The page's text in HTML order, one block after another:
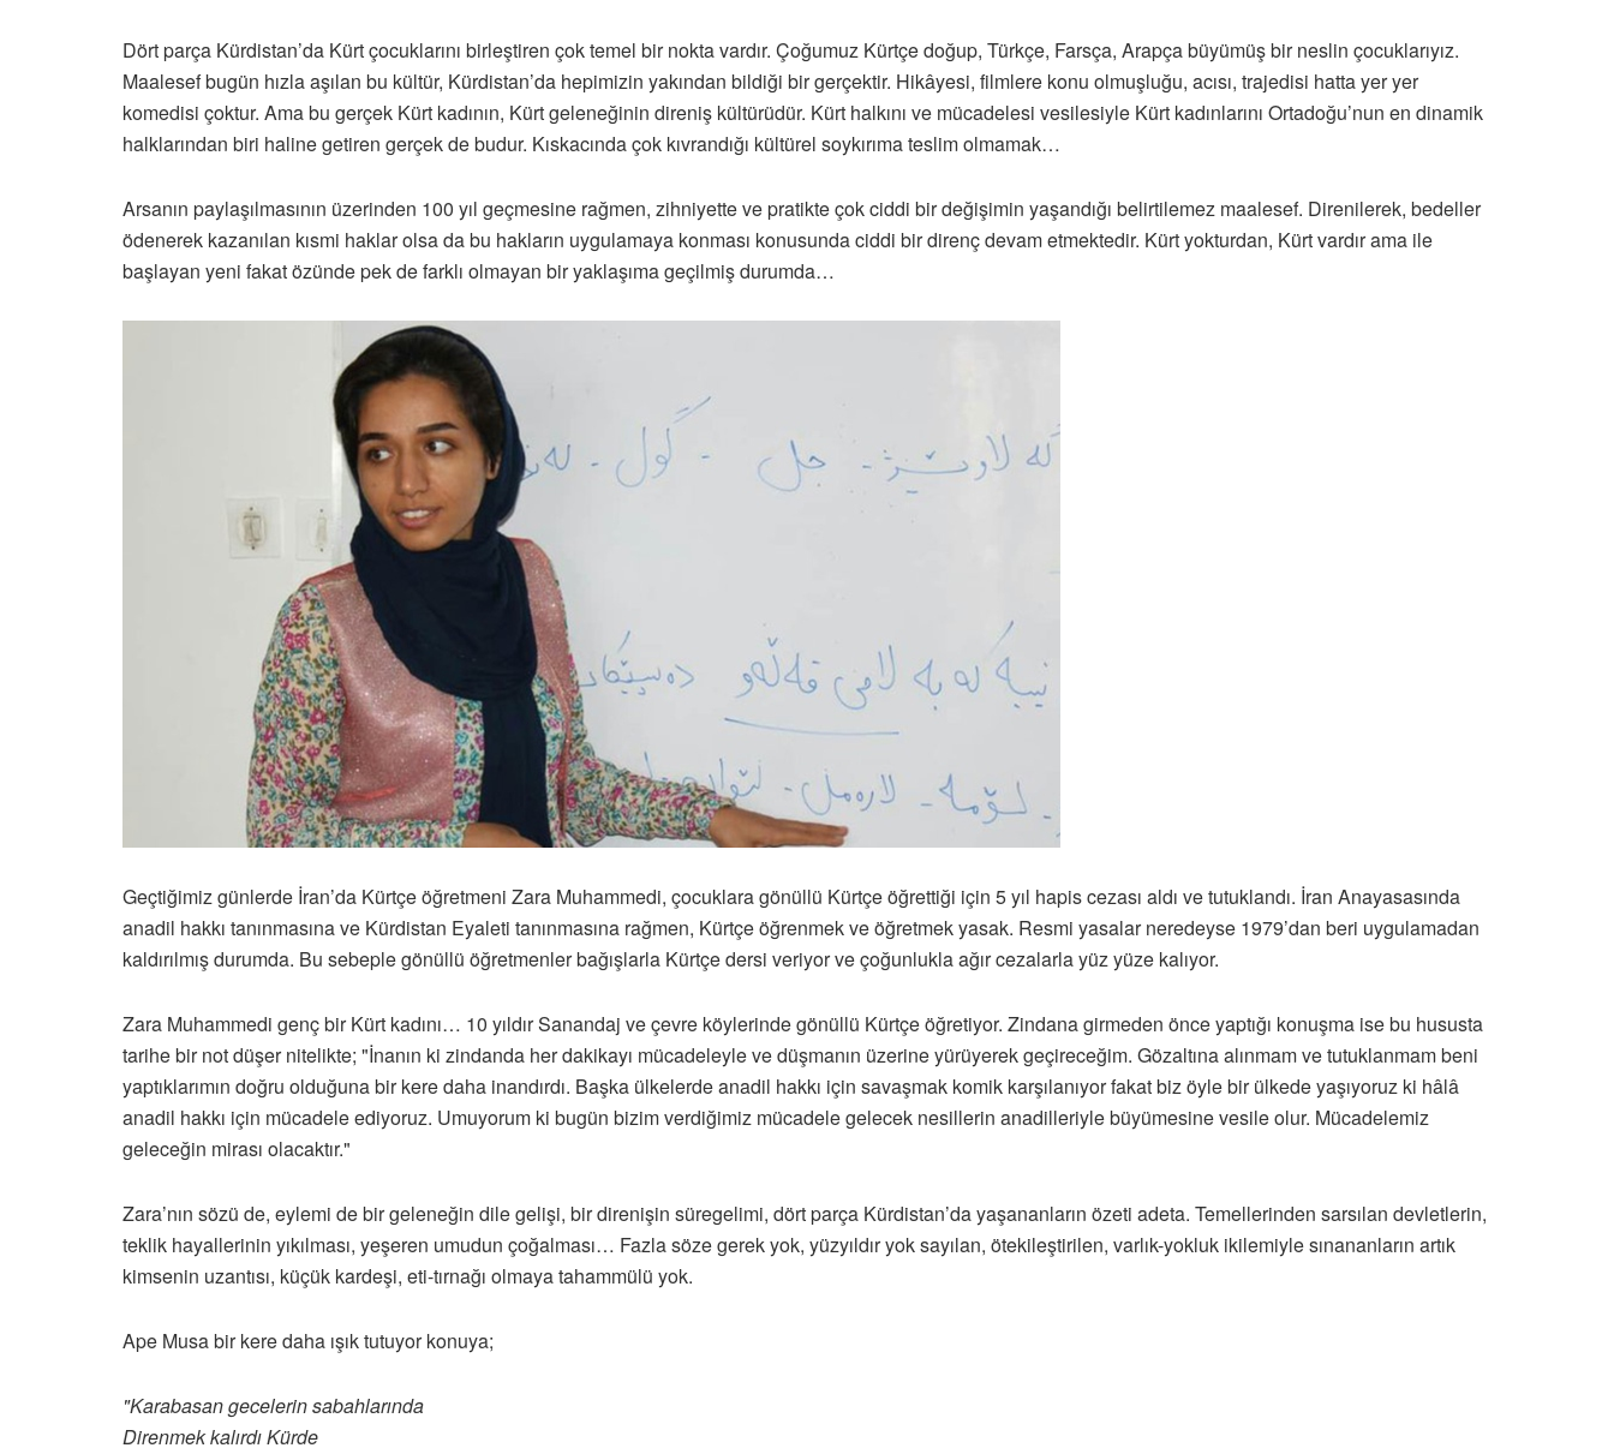
Dört parça Kürdistan’da Kürt çocuklarını birleştiren çok temel bir nokta vardır. Çoğumuz Kürtçe doğup, Türkçe, Farsça, Arapça büyümüş bir neslin çocuklarıyız.
Maalesef bugün hızla aşılan bu kültür, Kürdistan’da hepimizin yakından bildiği bir gerçektir. Hikâyesi, filmlere konu olmuşluğu, acısı, trajedisi hatta yer yer
komedisi çoktur. Ama bu gerçek Kürt kadının, Kürt geleneğinin direniş kültürüdür. Kürt halkını ve mücadelesi vesilesiyle Kürt kadınlarını Ortadoğu’nun en dinamik
halklarından biri haline getiren gerçek de budur. Kıskacında çok kıvrandığı kültürel soykırıma teslim olmamak…
Arsanın paylaşılmasının üzerinden 100 yıl geçmesine rağmen, zihniyette ve pratikte çok ciddi bir değişimin yaşandığı belirtilemez maalesef. Direnilerek, bedeller
ödenerek kazanılan kısmi haklar olsa da bu hakların uygulamaya konması konusunda ciddi bir direnç devam etmektedir. Kürt yokturdan, Kürt vardır ama ile
başlayan yeni fakat özünde pek de farklı olmayan bir yaklaşıma geçilmiş durumda…
Geçtiğimiz günlerde İran’da Kürtçe öğretmeni Zara Muhammedi, çocuklara gönüllü Kürtçe öğrettiği için 5 yıl hapis cezası aldı ve tutuklandı. İran Anayasasında
anadil hakkı tanınmasına ve Kürdistan Eyaleti tanınmasına rağmen, Kürtçe öğrenmek ve öğretmek yasak. Resmi yasalar neredeyse 1979’dan beri uygulamadan
kaldırılmış durumda. Bu sebeple gönüllü öğretmenler bağışlarla Kürtçe dersi veriyor ve çoğunlukla ağır cezalarla yüz yüze kalıyor.
Zara Muhammedi genç bir Kürt kadını… 10 yıldır Sanandaj ve çevre köylerinde gönüllü Kürtçe öğretiyor. Zindana girmeden önce yaptığı konuşma ise bu hususta
tarihe bir not düşer nitelikte; "İnanın ki zindanda her dakikayı mücadeleyle ve düşmanın üzerine yürüyerek geçireceğim. Gözaltına alınmam ve tutuklanmam beni
yaptıklarımın doğru olduğuna bir kere daha inandırdı. Başka ülkelerde anadil hakkı için savaşmak komik karşılanıyor fakat biz öyle bir ülkede yaşıyoruz ki hâlâ
anadil hakkı için mücadele ediyoruz. Umuyorum ki bugün bizim verdiğimiz mücadele gelecek nesillerin anadilleriyle büyümesine vesile olur. Mücadelemiz
geleceğin mirası olacaktır."
Zara’nın sözü de, eylemi de bir geleneğin dile gelişi, bir direnişin süregelimi, dört parça Kürdistan’da yaşananların özeti adeta. Temellerinden sarsılan devletlerin,
teklik hayallerinin yıkılması, yeşeren umudun çoğalması… Fazla söze gerek yok, yüzyıldır yok sayılan, ötekileştirilen, varlık-yokluk ikilemiyle sınananların artık
kimsenin uzantısı, küçük kardeşi, eti-tırnağı olmaya tahammülü yok.
Ape Musa bir kere daha ışık tutuyor konuya;
"Karabasan gecelerin sabahlarında
Direnmek kalırdı Kürde